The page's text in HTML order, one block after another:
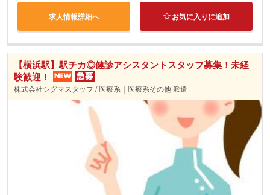
求人情報詳細へ お気に入りに追加
【横浜駅】駅チカ◎健診アシスタントスタッフ募集！未経
験歓迎！
株式会社シグマスタッフ / 医療系｜医療系その他 派遣